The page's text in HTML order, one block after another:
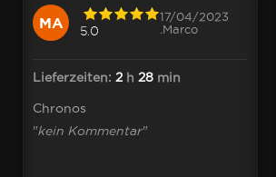
MA 5.0
17/04/2023
.Marco
Lieferzeiten: 2 h 28 min
Chronos
"kein Kommentar"